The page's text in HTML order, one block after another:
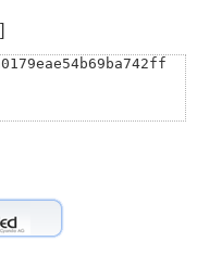
]